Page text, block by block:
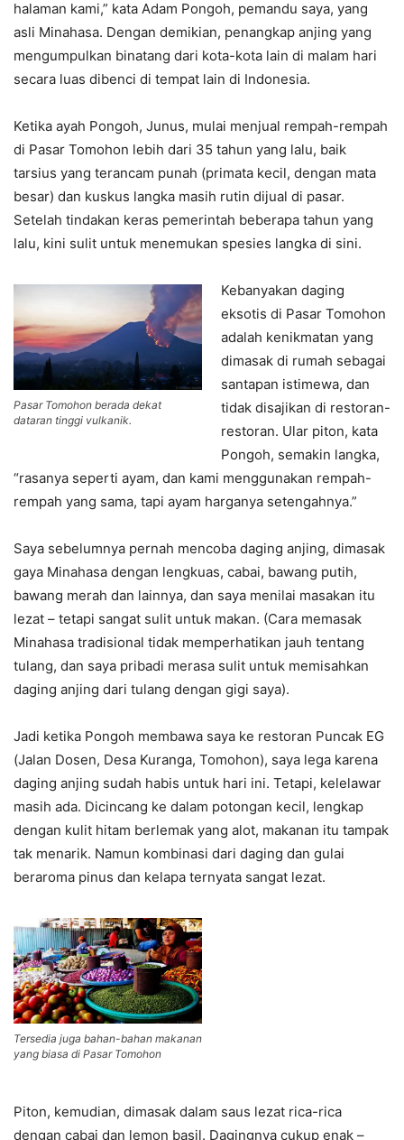
halaman kami,” kata Adam Pongoh, pemandu saya, yang
asli Minahasa. Dengan demikian, penangkap anjing yang
mengumpulkan binatang dari kota-kota lain di malam hari
secara luas dibenci di tempat lain di Indonesia.
Ketika ayah Pongoh, Junus, mulai menjual rempah-rempah
di Pasar Tomohon lebih dari 35 tahun yang lalu, baik
tarsius yang terancam punah (primata kecil, dengan mata
besar) dan kuskus langka masih rutin dijual di pasar.
Setelah tindakan keras pemerintah beberapa tahun yang
lalu, kini sulit untuk menemukan spesies langka di sini.
Pasar Tomohon berada dekat
dataran tinggi vulkanik.
Kebanyakan daging
eksotis di Pasar Tomohon
adalah kenikmatan yang
dimasak di rumah sebagai
santapan istimewa, dan
tidak disajikan di restoran-
restoran. Ular piton, kata
Pongoh, semakin langka,
“rasanya seperti ayam, dan kami menggunakan rempah-
rempah yang sama, tapi ayam harganya setengahnya.”
Saya sebelumnya pernah mencoba daging anjing, dimasak
gaya Minahasa dengan lengkuas, cabai, bawang putih,
bawang merah dan lainnya, dan saya menilai masakan itu
lezat – tetapi sangat sulit untuk makan. (Cara memasak
Minahasa tradisional tidak memperhatikan jauh tentang
tulang, dan saya pribadi merasa sulit untuk memisahkan
daging anjing dari tulang dengan gigi saya).
Jadi ketika Pongoh membawa saya ke restoran Puncak EG
(Jalan Dosen, Desa Kuranga, Tomohon), saya lega karena
daging anjing sudah habis untuk hari ini. Tetapi, kelelawar
masih ada. Dicincang ke dalam potongan kecil, lengkap
dengan kulit hitam berlemak yang alot, makanan itu tampak
tak menarik. Namun kombinasi dari daging dan gulai
beraroma pinus dan kelapa ternyata sangat lezat.
Tersedia juga bahan-bahan makanan
yang biasa di Pasar Tomohon
Piton, kemudian, dimasak dalam saus lezat rica-rica
dengan cabai dan lemon basil. Dagingnya cukup enak –